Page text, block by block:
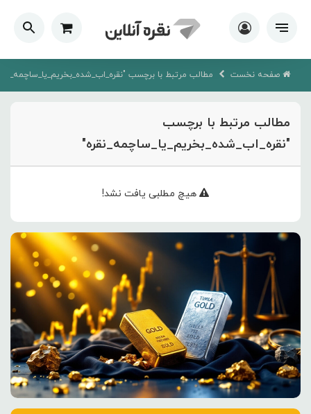
صفحه نخست مطالب مرتبط با برچسب
مطالب مرتبط با برچسب
"نقره_اب_شده_بخریم_یا_ساچمه_نقره"
هیچ مطلبی یافت نشد!